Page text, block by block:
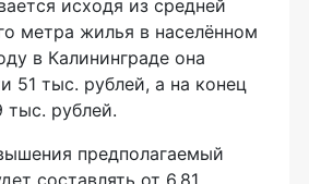
исходя из средней
метра жилья в населённом
в Калининграде она
51 тыс. рублей, а на конец
рублей.
предполагаемый
составлять от 6,81